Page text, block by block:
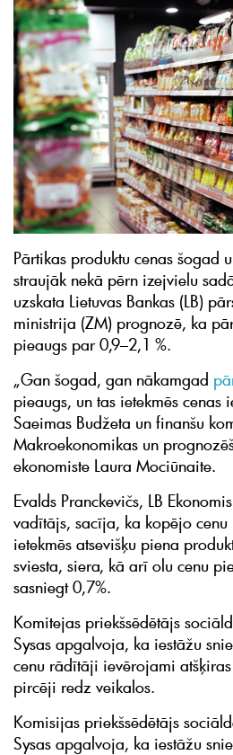
Pārtikas produktu cenas šogad
straujāk nekā pērn izejvielu
uzskata Lietuvas Bankas (LB)
ministrija (ZM) prognozē, ka
pieaugs par 0,9–2,1 %.
„Gan šogad, gan nākamgad
pieaugs, un tas ietekmēs cenas
Saeimas Budžeta un finanšu
Makroekonomikas un
ekonomiste Laura Mociūnaite.
Evalds Pranckevičs, LB
vadītājs, sacīja, ka kopējo
ietekmēs atsevišķu piena
sviesta, siera, kā arī olu cenu
sasniegt 0,7%.
Komitejas priekšsēdētājs
Sysas apgalvoja, ka iestāžu
cenu rādītāji ievērojami
pircēji redz veikalos.
Komisijas priekšsēdētājs
Sysas apgalvoja, ka iestāžu